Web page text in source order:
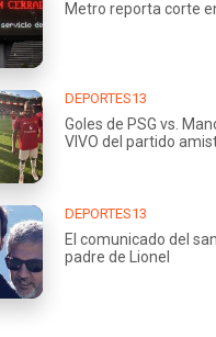
Metro reporta corte
DEPORTES13
Goles de PSG vs.
VIVO del partido
DEPORTES13
El comunicado del
padre de Lionel